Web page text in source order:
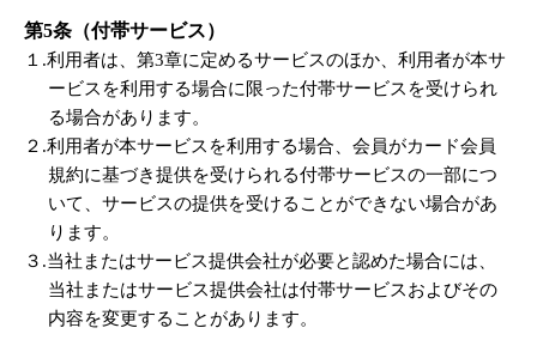
第5条（付帯サービス）
１.利用者は、第3章に定めるサービスのほか、利用者が本サ
ービスを利用する場合に限った付帯サービスを受けられ
る場合があります。
２.利用者が本サービスを利用する場合、会員がカード会員
規約に基づき提供を受けられる付帯サービスの一部につ
いて、サービスの提供を受けることができない場合があ
ります。
３.当社またはサービス提供会社が必要と認めた場合には、
当社またはサービス提供会社は付帯サービスおよびその
内容を変更することがあります。